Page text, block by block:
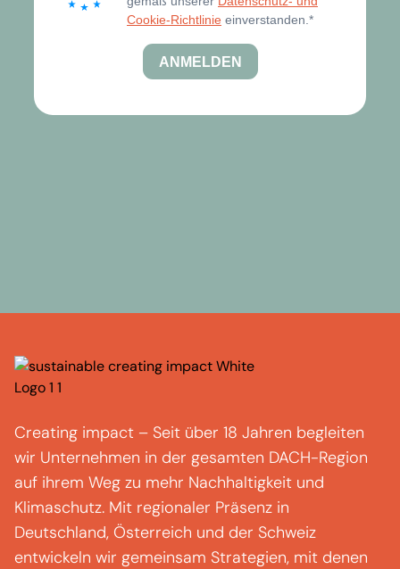
Creating impact – Seit über 18 Jahren begleiten
wir Unternehmen in der gesamten DACH-Region
auf ihrem Weg zu mehr Nachhaltigkeit und
Klimaschutz. Mit regionaler Präsenz in
Deutschland, Österreich und der Schweiz
entwickeln wir gemeinsam Strategien, mit denen